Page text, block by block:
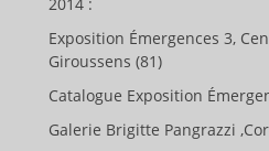
Exposition Émergences 3,
Giroussens (81)
Catalogue Exposition
Galerie Brigitte Pangrazzi